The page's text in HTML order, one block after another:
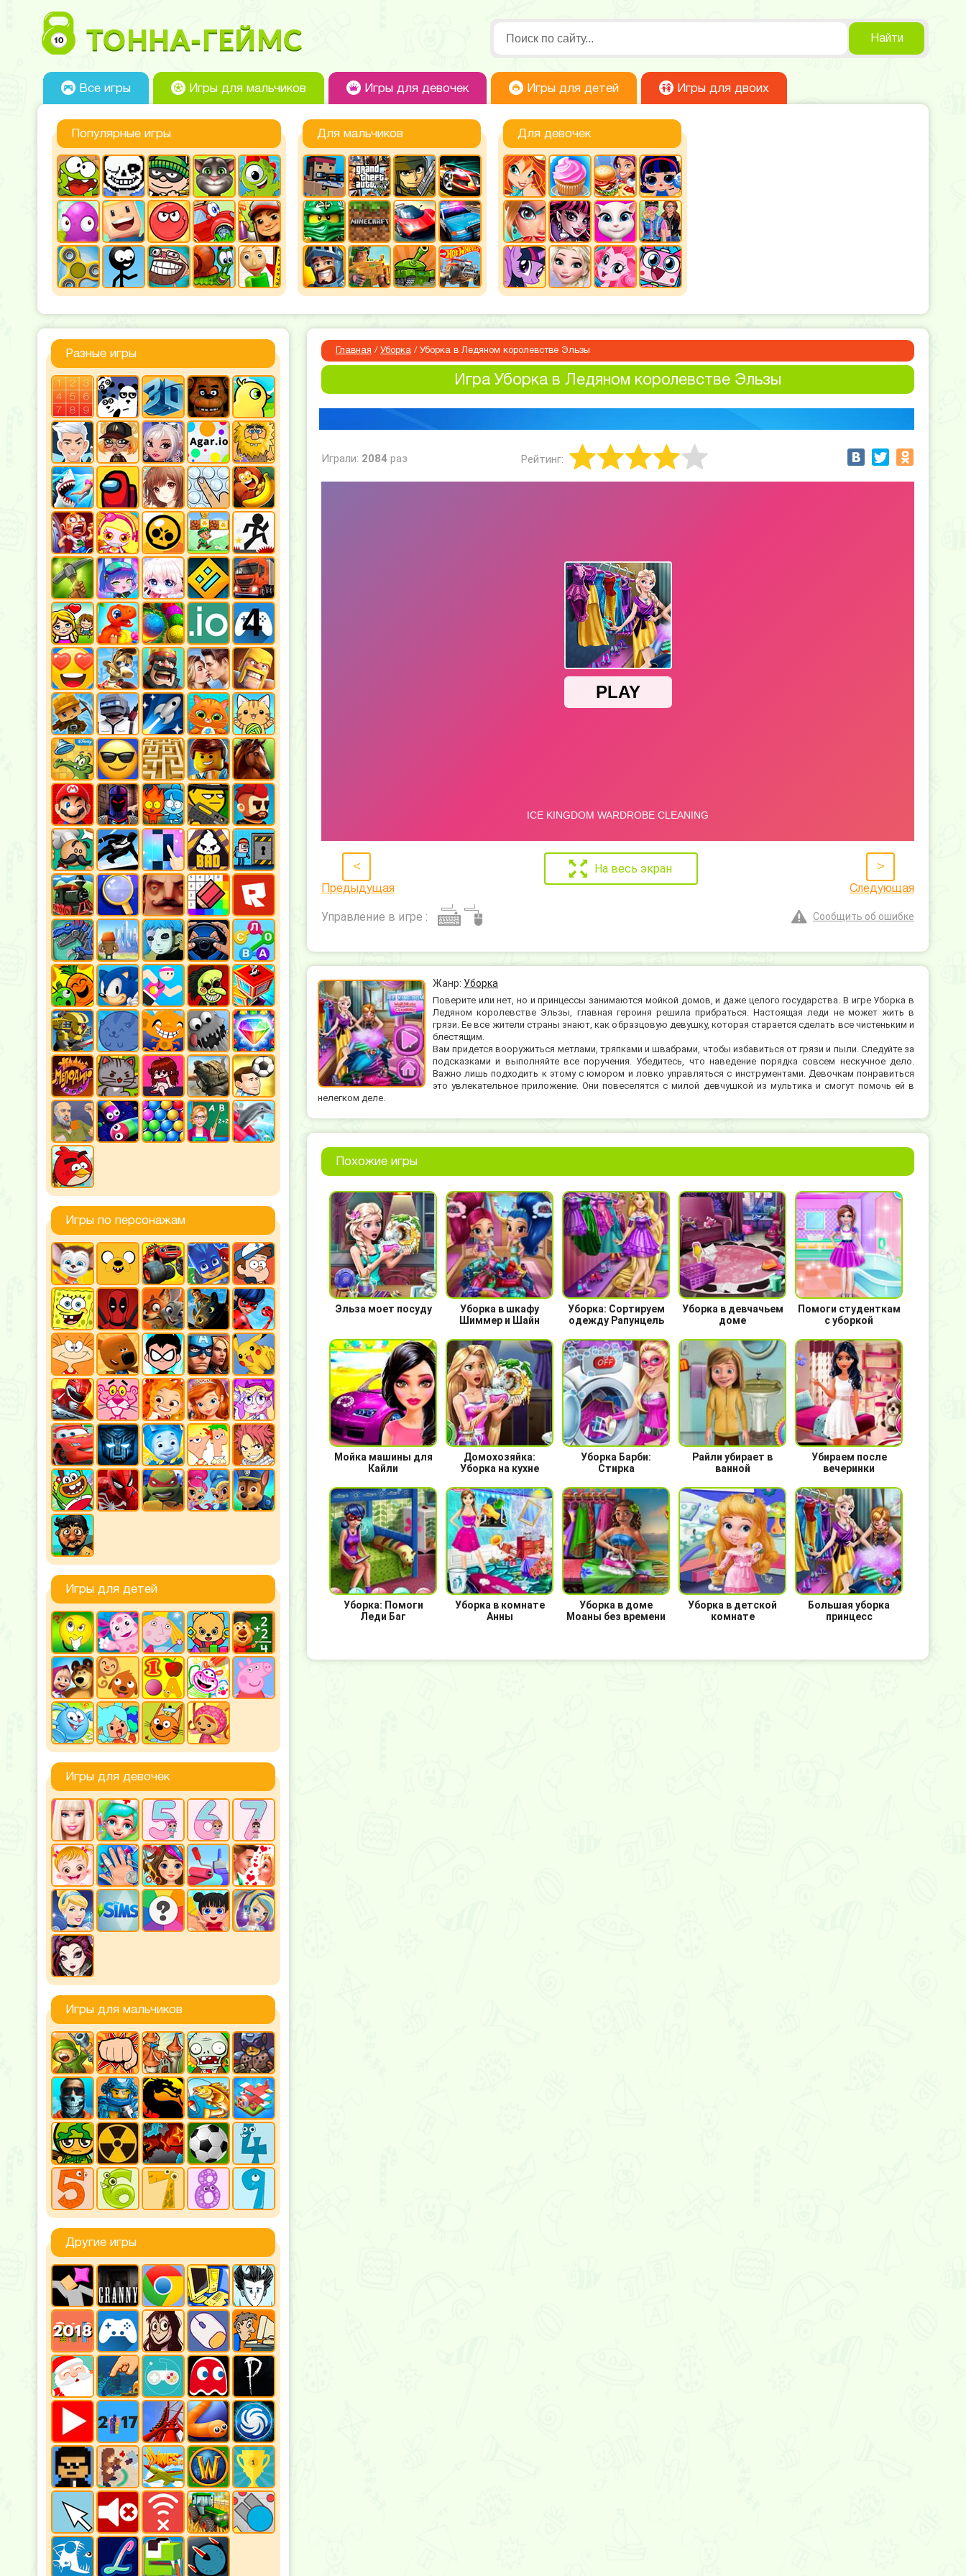
Найти
Все игры Игры для мальчиков Игры для девочек Игры для детей Игры для двоих
Популярные игры Для мальчиков Для девочек
Разные игры
Игры по персонажам
Игры для детей
Игры для девочек
Игры для мальчиков
Другие игры
Главная / Уборка / Уборка в Ледяном королевстве Эльзы
Игра Уборка в Ледяном королевстве Эльзы
Играли: 2084 раз Рейтинг:
<
Предыдущая
На весь экран >
Следующая
Управление в игре : Сообщить об ошибке
Жанр: Уборка
Поверите или нет, но и принцессы занимаются мойкой домов, и даже целого государства. В игре Уборка в
Ледяном королевстве Эльзы, главная героиня решила прибраться. Настоящая леди не может жить в
грязи. Ее все жители страны знают, как образцовую девушку, которая старается сделать все чистеньким и
блестящим.
Вам придется вооружиться метлами, тряпками и швабрами, чтобы избавиться от грязи и пыли. Следуйте за
подсказками и выполняйте все поручения. Убедитесь, что наведение порядка совсем нескучное дело.
Важно лишь подходить к этому с юмором и ловко управляться с инструментами. Девочкам понравиться
это увлекательное приложение. Они повеселятся с милой девчушкой из мультика и смогут помочь ей в
нелегком деле.
Похожие игры
Эльза моет посуду
Уборка в шкафу
Шиммер и Шайн
Уборка: Сортируем
одежду Рапунцель
Уборка в девчачьем
доме
Помоги студенткам
с уборкой
Мойка машины для
Кайли
Домохозяйка:
Уборка на кухне
Уборка Барби:
Стирка
Райли убирает в
ванной
Убираем после
вечеринки
Уборка: Помоги
Леди Баг
Уборка в комнате
Анны
Уборка в доме
Моаны без времени
Уборка в детской
комнате
Большая уборка
принцесс